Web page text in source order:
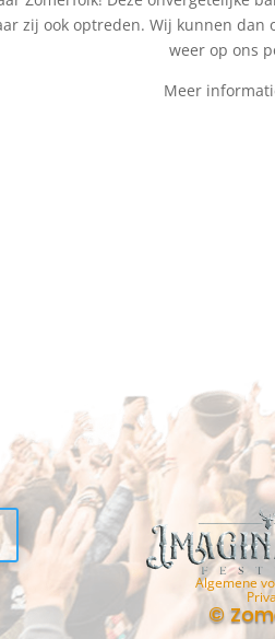
zij ook optreden. Wij kunnen
weer op ons
Meer
Algemene
©